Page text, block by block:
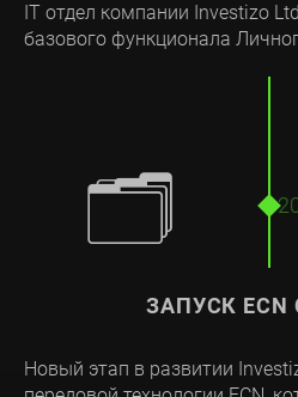
IT отдел компании Investizo
базового функционала
ЗАПУСК ECN
Новый этап в развитии
🗂